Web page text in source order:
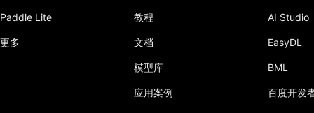
Paddle Lite
更多
教程
文档
模型库
应用案例
AI Studio
EasyDL
BML
百度开发